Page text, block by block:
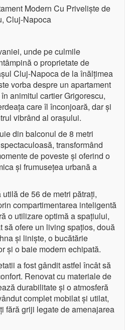
Modern Cu Priveliște de
Cluj-Napoca
unde pe culmile
o proprietate de
Cluj-Napoca de la înălțimea
vorba despre un apartament
animitul cartier Grigorescu,
care îl înconjoară, dar și
vibrând al orașului.
din balconul de 8 metri
transformând
de poveste și oferind o
și frumusețea urbană a
de 56 de metri pătrați,
compartimentarea inteligentă
o utilizare optimă a spațiului,
să ofere un living spațios, două
și liniște, o bucătărie
și o baie modern echipată.
a fost gândit astfel încât să
Renovat cu materiale de
durabilitate și o atmosferă
complet mobilat și utilat,
fără griji legate de amenajarea